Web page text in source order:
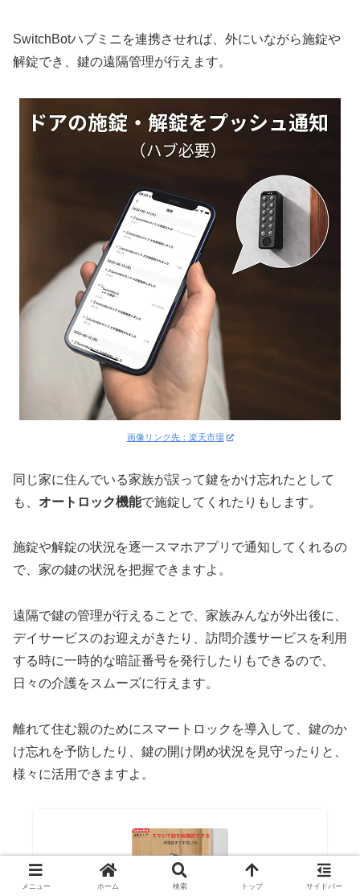
SwitchBotハブミニを連携させれば、外にいながら施錠や
解錠でき、鍵の遠隔管理が行えます。
画像リンク先：楽天市場
同じ家に住んでいる家族が誤って鍵をかけ忘れたとして
も、 オートロック機能で施錠してくれたりもします。
施錠や解錠の状況を逐一スマホアプリで通知してくれるの
で、家の鍵の状況を把握できますよ。
遠隔で鍵の管理が行えることで、家族みんなが外出後に、
デイサービスのお迎えがきたり、訪問介護サービスを利用
する時に一時的な暗証番号を発行したりもできるので、
日々の介護をスムーズに行えます。
離れて住む親のためにスマートロックを導入して、鍵のか
け忘れを予防したり、鍵の開け閉め状況を見守ったりと、
様々に活用できますよ。
メニュー ホーム 検索 トップ サイドバー